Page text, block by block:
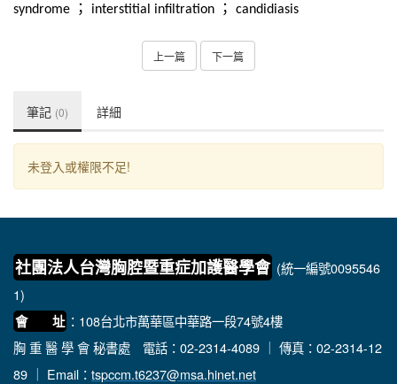
syndrome
； interstitial infiltration ； candidiasis
上一篇 下一篇
筆記 (0) 詳細
未登入或權限不足!
社團法人台灣胸腔暨重症加護醫學會 (統一編號0095546
1)
會 址 ：108台北市萬華區中華路一段74號4樓
胸 重 醫 學 會 秘書處 電話：02-2314-4089 ｜ 傳真：02-2314-12
89 ｜ Email： tspccm.t6237@msa.hinet.net